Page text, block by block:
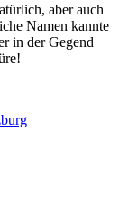
aber auch
Namen kannte
in der Gegend